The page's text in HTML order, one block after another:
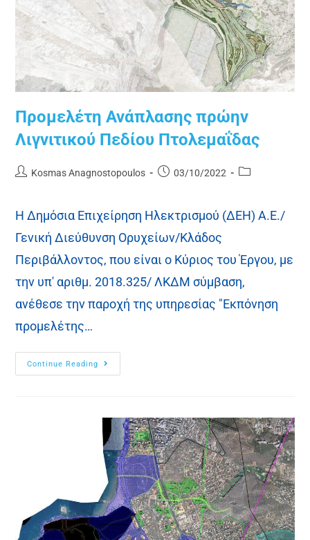
Προμελέτη Ανάπλασης πρώην
Λιγνιτικού Πεδίου Πτολεμαΐδας
Kosmas Anagnostopoulos 03/10/2022
Η Δημόσια Επιχείρηση Ηλεκτρισμού (ΔΕΗ) Α.Ε./
Γενική Διεύθυνση Ορυχείων/Κλάδος
Περιβάλλοντος, που είναι ο Κύριος του Έργου, με
την υπ' αριθμ. 2018.325/ ΛΚΔΜ σύμβαση,
ανέθεσε την παροχή της υπηρεσίας "Εκπόνηση
προμελέτης…
Continue Reading